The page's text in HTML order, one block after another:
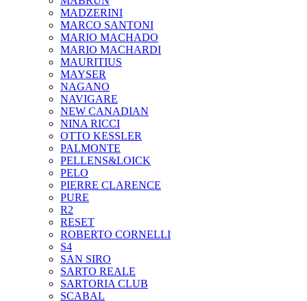
MADZERINI
MARCO SANTONI
MARIO MACHADO
MARIO MACHARDI
MAURITIUS
MAYSER
NAGANO
NAVIGARE
NEW CANADIAN
NINA RICCI
OTTO KESSLER
PALMONTE
PELLENS&LOICK
PELO
PIERRE CLARENCE
PURE
R2
RESET
ROBERTO CORNELLI
S4
SAN SIRO
SARTO REALE
SARTORIA CLUB
SCABAL